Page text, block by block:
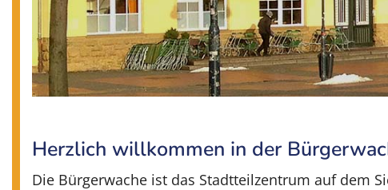
Herzlich willkommen in der
Die Bürgerwache ist das Stadtteilzentrum auf dem